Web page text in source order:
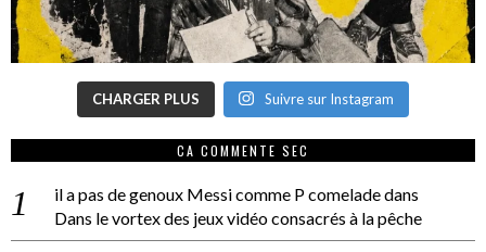
CHARGER PLUS Suivre sur Instagram
CA COMMENTE SEC
il a pas de genoux Messi comme P comeladedans
Dans le vortex des jeux vidéo consacrés à la pêche